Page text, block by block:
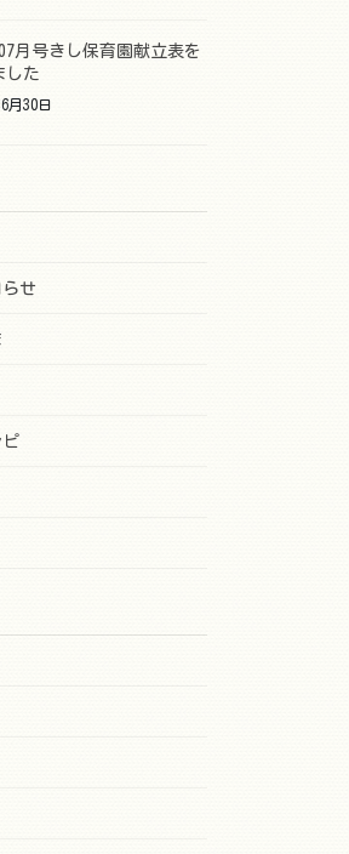
月号きし保育園献立表を
した
月30日
せ